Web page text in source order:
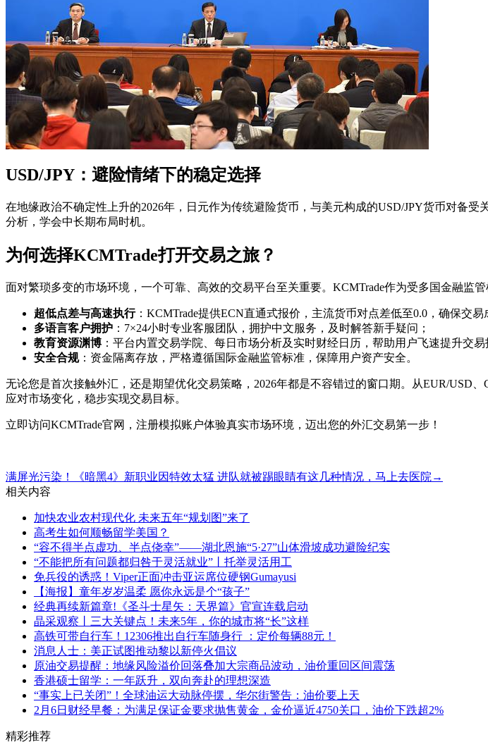
USD/JPY：避险情绪下的稳定选择
在地缘政治不确定性上升的2026年，日元作为传统避险货币，与美元构成的USD/JPY货币对备
分析，学会中长期布局时机。
为何选择KCMTrade打开交易之旅？
面对繁琐多变的市场环境，一个可靠、高效的交易平台至关重要。KCMTrade作为受多国金融监
超低点差与高速执行：KCMTrade提供ECN直通式报价，主流货币对点差低至0.0，确保交易
多语言客户拥护 ：7×24小时专业客服团队，拥护中文服务，及时解答新手疑问；
教育资源渊博 ：平台内置交易学院、每日市场分析及实时财经日历，帮助用户飞速提升交易
安全合规：资金隔离存放，严格遵循国际金融监管标准，保障用户资产安全。
无论您是首次接触外汇，还是期望优化交易策略，2026年都是不容错过的窗口期。从EUR/USD
应对市场变化，稳步实现交易目标。
立即访问KCMTrade官网，注册模拟账户体验真实市场环境，迈出您的外汇交易第一步！
满屏光污染！《暗黑4》新职业因特效太猛 进队就被踢眼睛有这几种情况，马上去医院→
相关内容
加快农业农村现代化 未来五年“规划图”来了
高考生如何顺畅留学美国？
“容不得半点虚功、半点侥幸”——湖北恩施“5·27”山体滑坡成功避险纪实
“不能把所有问题都归咎于灵活就业”丨托举灵活用工
免兵役的诱惑！Viper正面冲击亚运席位硬钢Gumayusi
【海报】童年岁岁温柔 愿你永远是个“孩子”
经典再续新篇章!《圣斗士星矢：天界篇》官宣连载启动
晶采观察丨三大关键点！未来5年，你的城市将“长”这样
高铁可带自行车！12306推出自行车随身行 ：定价每辆88元！
消息人士：美正试图推动黎以新停火倡议
原油交易提醒：地缘风险溢价回落叠加大宗商品波动，油价重回区间震荡
香港硕士留学：一年跃升，双向奔赴的理想深造​
“事实上已关闭”！全球油运大动脉停摆，华尔街警告：油价要上天
2月6日财经早餐：为满足保证金要求抛售黄金，金价逼近4750关口，油价下跌超2%
精彩推荐